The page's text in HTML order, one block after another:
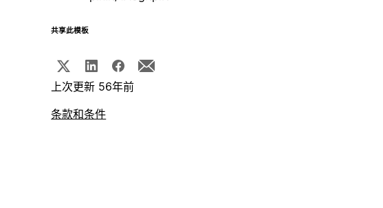
共享此模板
上次更新 56年前
条款和条件